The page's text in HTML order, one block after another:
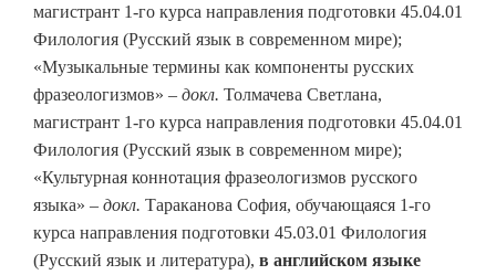
магистрант 1-го курса направления подготовки 45.04.01
Филология (Русский язык в современном мире);
«Музыкальные термины как компоненты русских
фразеологизмов» – докл. Толмачева Светлана,
магистрант 1-го курса направления подготовки 45.04.01
Филология (Русский язык в современном мире);
«Культурная коннотация фразеологизмов русского
языка» – докл. Тараканова София, обучающаяся 1-го
курса направления подготовки 45.03.01 Филология
(Русский язык и литература), в английском языке